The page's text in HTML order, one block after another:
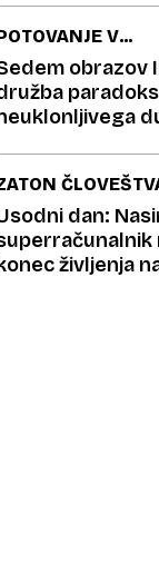
V
7.
obrazov
dan:
življenja